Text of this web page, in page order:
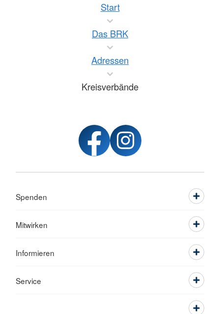
Start
Das BRK
Adressen
Kreisverbände
Spenden
Mitwirken
Informieren
Service